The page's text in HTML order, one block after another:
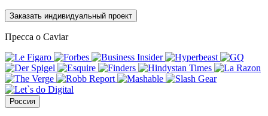
Заказать индивидуальный проект
Пресса о Caviar
Россия